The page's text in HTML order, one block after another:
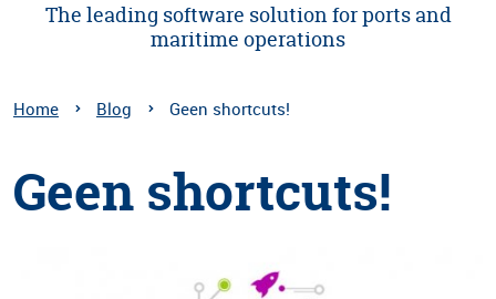
The leading software solution for ports and
maritime operations
Home Blog Geen shortcuts!
Geen shortcuts!